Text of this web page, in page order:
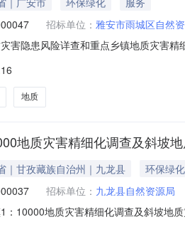
招标单位： 雅安市雨城区自然
害隐患风险详查和重点乡镇地质灾害
区自然资源和规划局地址：四川省雅
地质
地质灾害精细化调查及斜坡
｜甘孜藏族自治州｜九龙县
环保绿化
招标单位： 九龙县自然资源局
：10000地质灾害精细化调查及斜坡地
、采购结果合同包1:供应商名称供应